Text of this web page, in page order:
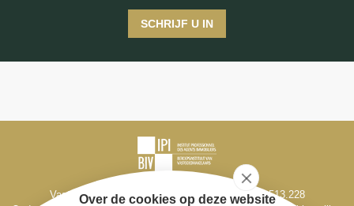
SCHRIJF U IN
Vastgoedmakelaar-bemiddelaar BIV België BIV 513.228
Over de cookies op deze website